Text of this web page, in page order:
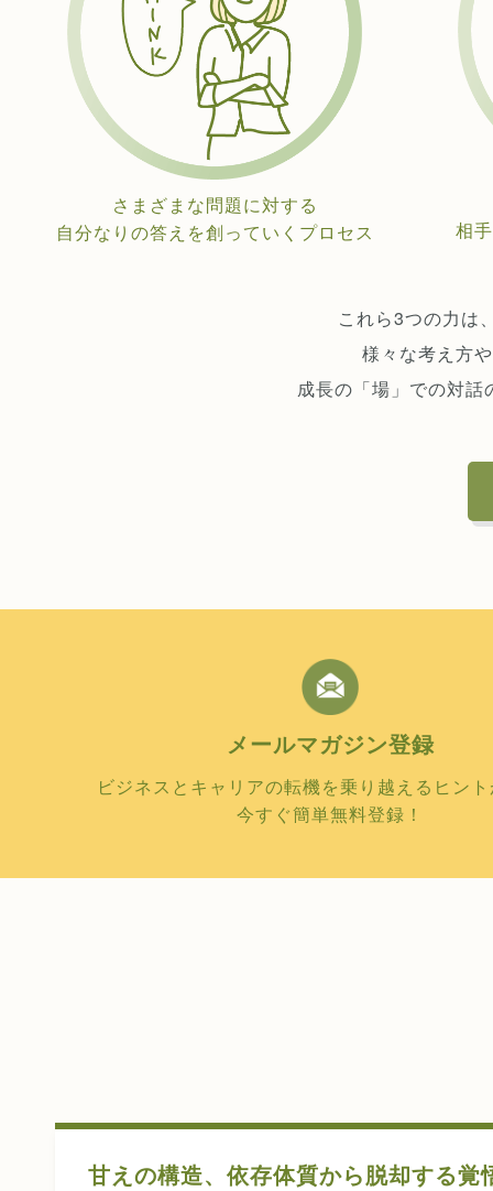
さまざまな問題に対する
自分なりの答えを創っていくプロセス
相
これら3つの力は
様々な考え方
成長の「場」での対
メールマガジン登録
ビジネスとキャリアの転機を乗り越えるヒン
今すぐ簡単無料登録！
甘えの構造、依存体質から脱却する覚